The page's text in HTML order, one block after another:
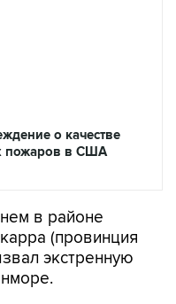
о качестве
пожаров в США
в районе
(провинция
экстренную